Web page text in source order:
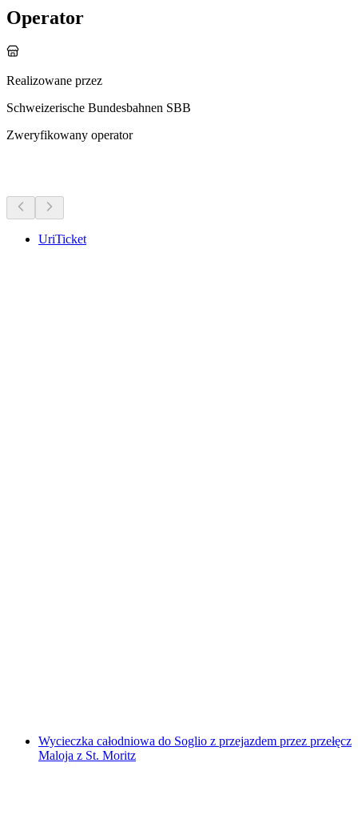
Operator
Realizowane przez
Schweizerische Bundesbahnen SBB
Zweryfikowany operator
UriTicket
Wycieczka całodniowa do Soglio z przejazdem przez przełęcz
Maloja z St. Moritz